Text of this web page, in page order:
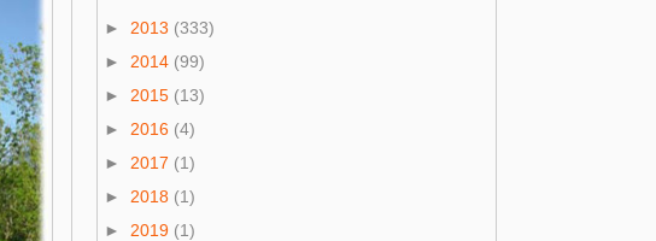
► 2013 (333)
► 2014 (99)
► 2015 (13)
► 2016 (4)
► 2017 (1)
► 2018 (1)
► 2019 (1)